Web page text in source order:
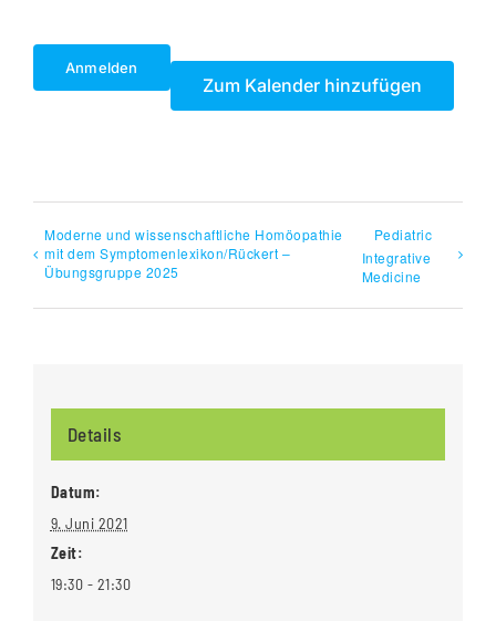
Anmelden
Zum Kalender hinzufügen
Moderne und wissenschaftliche Homöopathie
mit dem Symptomenlexikon/Rückert –
Übungsgruppe 2025
Pediatric
Integrative
Medicine
Details
Datum:
9. Juni 2021
Zeit:
19:30 - 21:30